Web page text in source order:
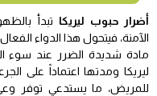
أضرار حبوب ليريكا تبدأ
الآمنة، فيتحول هذا الدواء
مادة شديدة الضرر عند سوء
ليريكا ومدتها اعتماداً على
للمريض، ما يستدعي توفر وعي